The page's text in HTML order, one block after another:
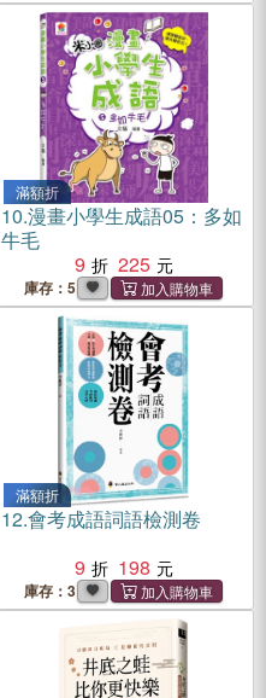
滿額折
10.漫畫小學生成語05：多如
牛毛
9
225
庫存：5
滿額折
12.會考成語詞語檢測卷
9
198
庫存：3